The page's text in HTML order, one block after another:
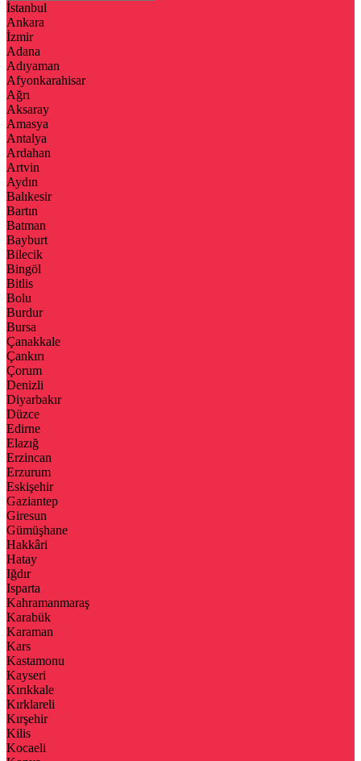
İstanbul
Ankara
İzmir
Adana
Adıyaman
Afyonkarahisar
Ağrı
Aksaray
Amasya
Antalya
Ardahan
Artvin
Aydın
Balıkesir
Bartın
Batman
Bayburt
Bilecik
Bingöl
Bitlis
Bolu
Burdur
Bursa
Çanakkale
Çankırı
Çorum
Denizli
Diyarbakır
Düzce
Edirne
Elazığ
Erzincan
Erzurum
Eskişehir
Gaziantep
Giresun
Gümüşhane
Hakkâri
Hatay
Iğdır
Isparta
Kahramanmaraş
Karabük
Karaman
Kars
Kastamonu
Kayseri
Kırıkkale
Kırklareli
Kırşehir
Kilis
Kocaeli